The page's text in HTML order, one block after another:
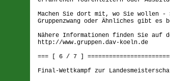
Machen Sie dort mit, wo Sie wollen -
Gruppenzwang oder Ähnliches gibt es
Nähere Informationen finden Sie auf
http://www.gruppen.dav-koeln.de
=== [ 6 / 7 ]
Final-Wettkampf zur